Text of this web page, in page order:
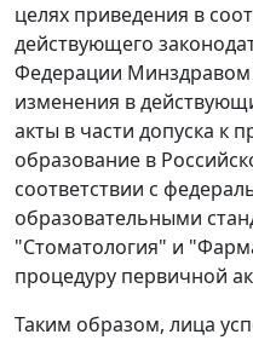
целях приведения в
действующего
Федерации Минздравом
изменения в
акты в части допуска к
образование в
соответствии с
образовательными
"Стоматология" и
процедуру первичной
Таким образом, лица